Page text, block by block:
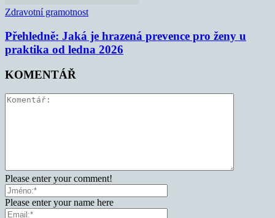
Zdravotní gramotnost
Přehledně: Jaká je hrazená prevence pro ženy u
praktika od ledna 2026
KOMENTÁŘ
Please enter your comment!
Please enter your name here